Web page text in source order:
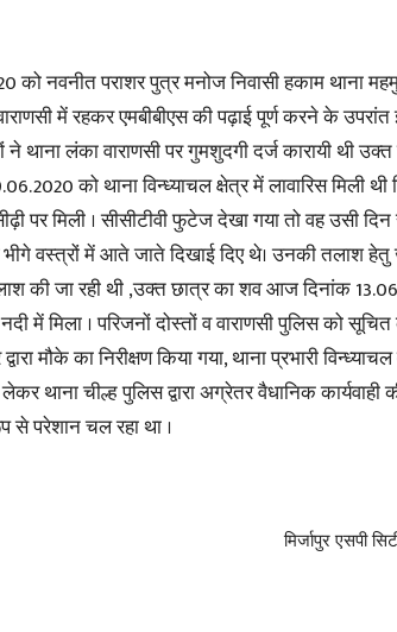
Latest
News
को नवनीत पराशर पुत्र मनोज निवासी हकाम थाना
में रहकर एमबीबीएस की पढ़ाई पूर्ण करने के
लंका वाराणसी पर गुमशुदगी दर्ज कारायी थी
को थाना विन्ध्याचल क्षेत्र में लावारिस मिली
पर मिली । सीसीटीवी फुटेज देखा गया तो वह उसी
वस्त्रों में आते जाते दिखाई दिए थे। उनकी तलाश
की जा रही थी ,उक्त छात्र का शव आज दिनांक
में मिला । परिजनों दोस्तों व वाराणसी पुलिस को
मौके का निरीक्षण किया गया, थाना प्रभारी
थाना चील्ह पुलिस द्वारा अग्रेतर वैधानिक कार्यवाही
परेशान चल रहा था ।
मिर्जापुर एसपी